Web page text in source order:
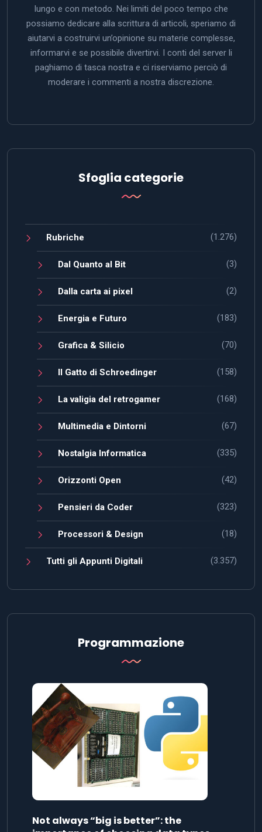
lungo e con metodo. Nei limiti del poco tempo che
possiamo dedicare alla scrittura di articoli, speriamo di
aiutarvi a costruirvi un’opinione su materie complesse,
informarvi e se possibile divertirvi. I conti del server li
paghiamo di tasca nostra e ci riserviamo perciò di
moderare i commenti a nostra discrezione.
Sfoglia categorie
Rubriche (1.276)
Dal Quanto al Bit (3)
Dalla carta ai pixel (2)
Energia e Futuro (183)
Grafica & Silicio (70)
Il Gatto di Schroedinger (158)
La valigia del retrogamer (168)
Multimedia e Dintorni (67)
Nostalgia Informatica (335)
Orizzonti Open (42)
Pensieri da Coder (323)
Processori & Design (18)
Tutti gli Appunti Digitali (3.357)
Programmazione
Not always “big is better”: the